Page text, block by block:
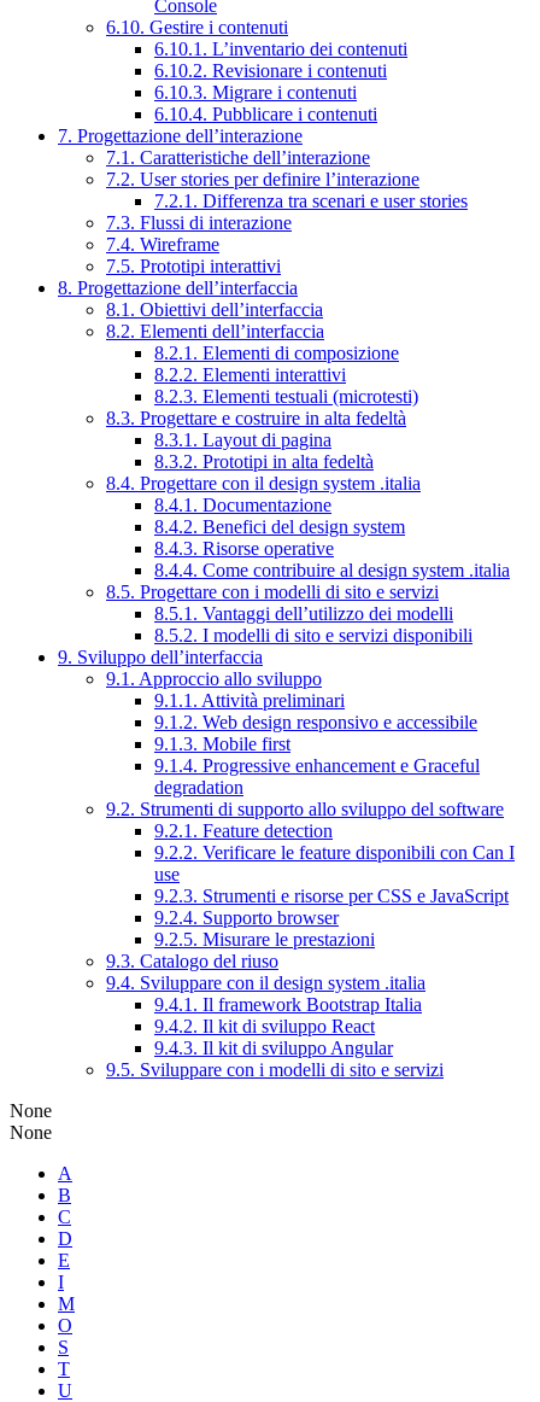
Console
6.10. Gestire i contenuti
6.10.1. L’inventario dei contenuti
6.10.2. Revisionare i contenuti
6.10.3. Migrare i contenuti
6.10.4. Pubblicare i contenuti
7. Progettazione dell’interazione
7.1. Caratteristiche dell’interazione
7.2. User stories per definire l’interazione
7.2.1. Differenza tra scenari e user stories
7.3. Flussi di interazione
7.4. Wireframe
7.5. Prototipi interattivi
8. Progettazione dell’interfaccia
8.1. Obiettivi dell’interfaccia
8.2. Elementi dell’interfaccia
8.2.1. Elementi di composizione
8.2.2. Elementi interattivi
8.2.3. Elementi testuali (microtesti)
8.3. Progettare e costruire in alta fedeltà
8.3.1. Layout di pagina
8.3.2. Prototipi in alta fedeltà
8.4. Progettare con il design system .italia
8.4.1. Documentazione
8.4.2. Benefici del design system
8.4.3. Risorse operative
8.4.4. Come contribuire al design system .italia
8.5. Progettare con i modelli di sito e servizi
8.5.1. Vantaggi dell’utilizzo dei modelli
8.5.2. I modelli di sito e servizi disponibili
9. Sviluppo dell’interfaccia
9.1. Approccio allo sviluppo
9.1.1. Attività preliminari
9.1.2. Web design responsivo e accessibile
9.1.3. Mobile first
9.1.4. Progressive enhancement e Graceful
degradation
9.2. Strumenti di supporto allo sviluppo del software
9.2.1. Feature detection
9.2.2. Verificare le feature disponibili con Can I
use
9.2.3. Strumenti e risorse per CSS e JavaScript
9.2.4. Supporto browser
9.2.5. Misurare le prestazioni
9.3. Catalogo del riuso
9.4. Sviluppare con il design system .italia
9.4.1. Il framework Bootstrap Italia
9.4.2. Il kit di sviluppo React
9.4.3. Il kit di sviluppo Angular
9.5. Sviluppare con i modelli di sito e servizi
None
None
A
B
C
D
E
I
M
O
S
T
U